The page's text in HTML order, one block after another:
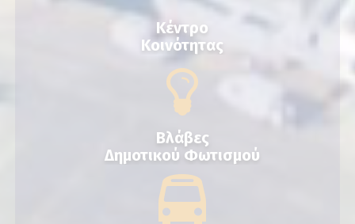
Κέντρο
Κοινότητας
Βλάβες
Δημοτικού Φωτισμού